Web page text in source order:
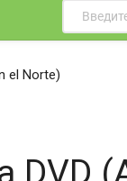
el Norte)
DVD